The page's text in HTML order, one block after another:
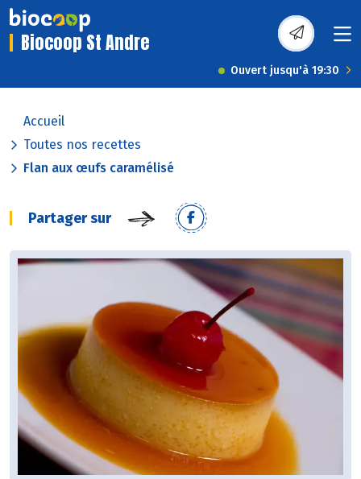
Biocoop St Andre
Ouvert jusqu'à 19:30
Accueil
Toutes nos recettes
Flan aux œufs caramélisé
Partager sur